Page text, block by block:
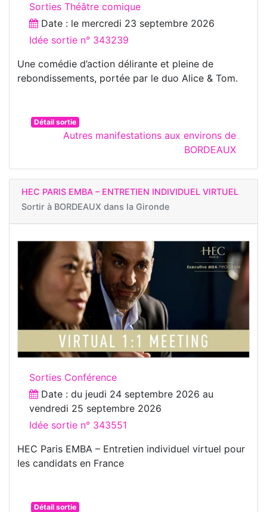
Sorties Théâtre comique
Date : le mercredi 23 septembre 2026
Idée sortie n° 343239
Une comédie d’action délirante et pleine de
rebondissements, portée par le duo Alice & Tom.
Détail sortie
Autres manifestations aux environs de
BORDEAUX
HEC PARIS EMBA – ENTRETIEN INDIVIDUEL VIRTUEL
Sortir à BORDEAUX dans la Gironde
Sorties Conférence
Date : du jeudi 24 septembre 2026 au
vendredi 25 septembre 2026
Idée sortie n° 343551
HEC Paris EMBA – Entretien individuel virtuel pour
les candidats en France
Détail sortie